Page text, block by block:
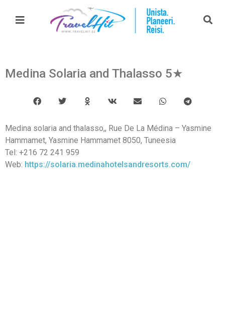
Medina Solaria and Thalasso 5★
Medina solaria and thalasso,, Rue De La Médina – Yasmine
Hammamet, Yasmine Hammamet 8050, Tuneesia
Tel: +216 72 241 959
Web: https://solaria.medinahotelsandresorts.com/